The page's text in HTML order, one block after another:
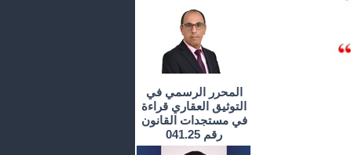
المحرر الرسمي في
التوثيق العقاري قراءة
في مستجدات القانون
رقم 041.25